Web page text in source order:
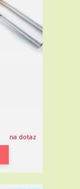
na dotaz